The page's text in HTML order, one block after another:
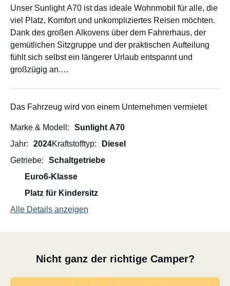
Unser Sunlight A70 ist das ideale Wohnmobil für alle, die
viel Platz, Komfort und unkompliziertes Reisen möchten.
Dank des großen Alkovens über dem Fahrerhaus, der
gemütlichen Sitzgruppe und der praktischen Aufteilung
fühlt sich selbst ein längerer Urlaub entspannt und
großzügig an.
Familien, Freunde oder Paare, die gerne etwas mehr
A70, weil die Kinder ihr eigenes „Abenteuerbett“ im
Alkoven haben und trotzdem genug Raum zum Spielen
und Wohlfühlen bleibt.
Die große Heckgarage bietet reichlich Platz für Gepäck,
Fahrräder (wenn nicht auf dem Fahrradträger am Heck
verstaut), Kinderwagen oder Campingausrüstung. Küche,
Mit seinem zulässigen Gesamtgewicht von 3,5 Tonnen
darf der Sunlight A70 ganz einfach mit dem normalen
Das Fahrzeug wird von einem Unternehmen vermietet
Marke & Modell
Sunlight A70
Jahr
2024Kraftstofftyp
Diesel
Getriebe
Schaltgetriebe
Euro6-Klasse
Platz für Kindersitz
Alle Details anzeigen
Nicht ganz der richtige Camper?